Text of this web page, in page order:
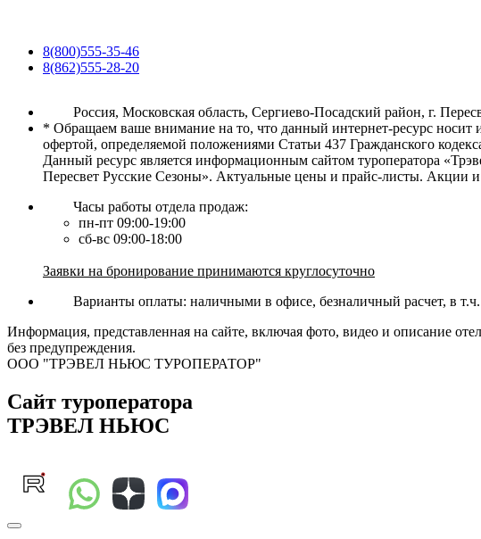
8(800)555-35-46
8(862)555-28-20
Россия, Московская область, Сергиево-Посадский район, г.
* Обращаем ваше внимание на то, что данный интернет-ресурс носит
офертой, определяемой положениями Статьи 437 Гражданского
Данный ресурс является информационным сайтом туроператора
Пересвет Русские Сезоны». Актуальные цены и прайс-листы. Акции
Часы работы отдела продаж:
пн-пт 09:00-19:00
сб-вс 09:00-18:00
Заявки на бронирование принимаются круглосуточно
Варианты оплаты: наличными в офисе, безналичный расчет, в т.ч.
Информация, представленная на сайте, включая фото, видео и описание
без предупреждения.
ООО "ТРЭВЕЛ НЬЮС ТУРОПЕРАТОР"
Сайт туроператора
ТРЭВЕЛ НЬЮС